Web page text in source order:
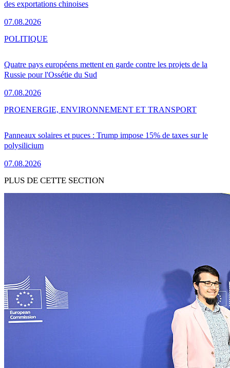
des exportations chinoises
07.08.2026
Quatre pays européens mettent en garde contre les projets de la
Russie pour l'Ossétie du Sud
07.08.2026
POLITIQUE
Panneaux solaires et puces : Trump impose 15% de taxes sur le
polysilicium
07.08.2026
PROENERGIE, ENVIRONNEMENT ET TRANSPORT
PLUS DE CETTE SECTION